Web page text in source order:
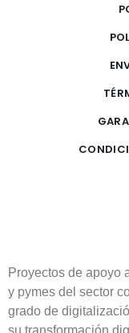
Proyectos de apoyo
y pymes del sector
grado de
su transformación